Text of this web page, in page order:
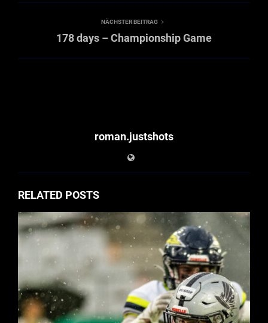
NÄCHSTER BEITRAG
178 days – Championship Game
roman.justshots
RELATED POSTS